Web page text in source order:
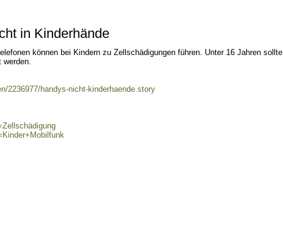
in Kinderhände
können bei Kindern zu Zellschädigungen führen. Unter 16 Jahren sollte
werden.
2236977/handys-nicht-kinderhaende.story